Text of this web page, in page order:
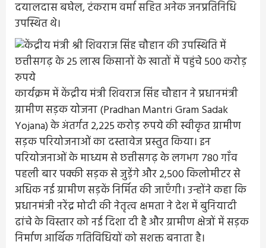
दयालदास बघेल, टंकराम वर्मा सहित अनेक जनप्रतिनिधि
उपस्थित थे।
कार्यक्रम में केंद्रीय मंत्री शिवराज सिंह चौहान ने प्रधानमंत्री
ग्रामीण सड़क योजना (Pradhan Mantri Gram Sadak
Yojana) के अंतर्गत 2,225 करोड़ रुपये की स्वीकृत ग्रामीण
सड़क परियोजनाओं का दस्तावेज प्रस्तुत किया। इन
परियोजनाओं के माध्यम से छत्तीसगढ़ के लगभग 780 गाँव
पहली बार पक्की सड़क से जुड़ेंगे और 2,500 किलोमीटर से
अधिक नई ग्रामीण सड़कें निर्मित की जाएँगी। उन्होंने कहा कि
प्रधानमंत्री नरेंद्र मोदी की नेतृत्व क्षमता ने देश में बुनियादी
ढांचे के विस्तार को नई दिशा दी है और ग्रामीण क्षेत्रों में सड़क
निर्माण आर्थिक गतिविधियों को सशक्त बनाता है।